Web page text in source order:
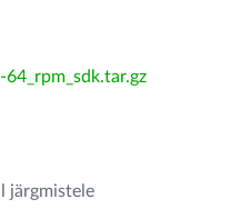
järgmistele